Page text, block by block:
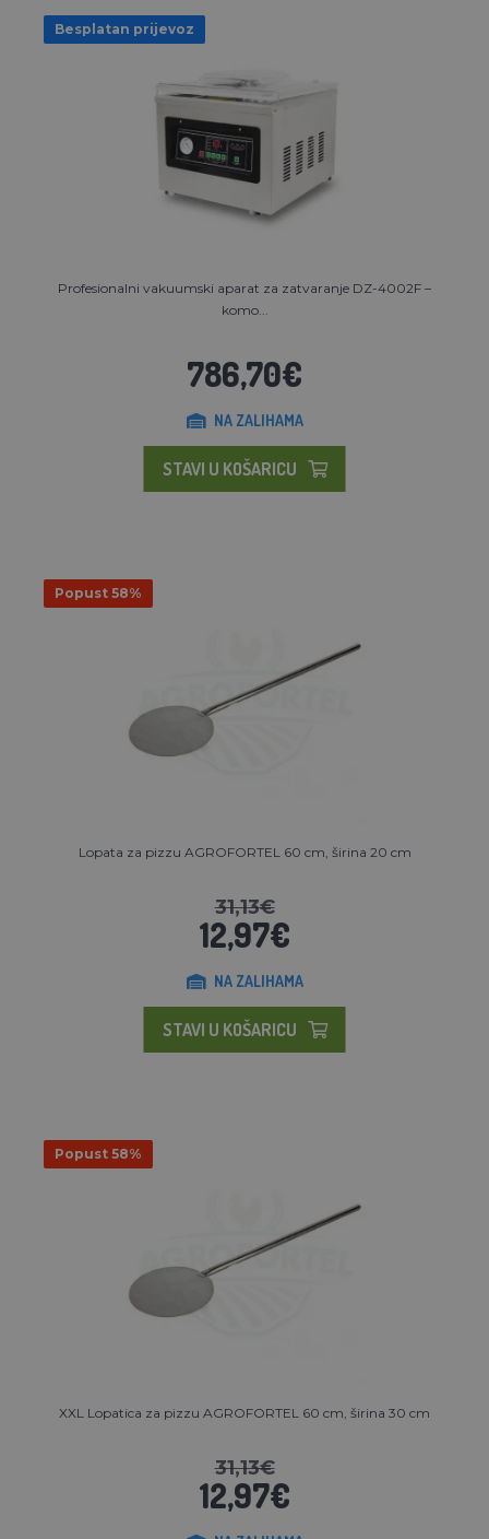
Besplatan prijevoz
Profesionalni vakuumski aparat za zatvaranje DZ-4002F –
komo...
786,70€
NA ZALIHAMA
STAVI U KOŠARICU
Popust 58%
Lopata za pizzu AGROFORTEL 60 cm, širina 20 cm
31,13€
12,97€
NA ZALIHAMA
STAVI U KOŠARICU
Popust 58%
XXL Lopatica za pizzu AGROFORTEL 60 cm, širina 30 cm
31,13€
12,97€